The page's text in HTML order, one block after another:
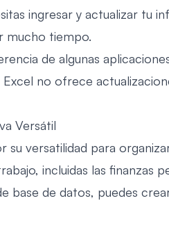
ingresar y actualizar tu
mucho tiempo.
de algunas
no ofrece
Versátil
su versatilidad para
incluidas las finanzas
base de datos, puedes